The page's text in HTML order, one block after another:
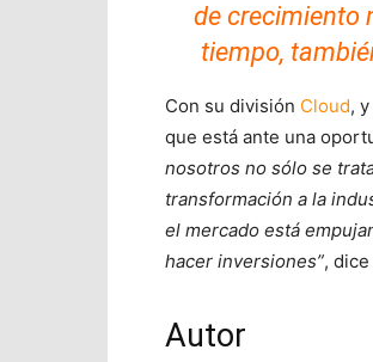
de crecimiento
tiempo,
Con su división Cloud,
que está ante una
nosotros no sólo se
transformación a la
el mercado está
hacer inversiones”,
Autor